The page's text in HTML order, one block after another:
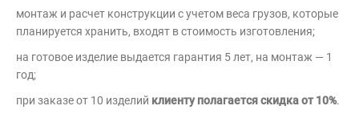
монтаж и расчет конструкции с учетом веса грузов, которые
планируется хранить, входят в стоимость изготовления;
на готовое изделие выдается гарантия 5 лет, на монтаж — 1
год;
при заказе от 10 изделий клиенту полагается скидка от 10%.